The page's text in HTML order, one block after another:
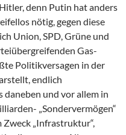
denn Putin hat anders
nötig, gegen diese
Union, SPD, Grüne und
Gas-
Politikversagen in der
endlich
daneben und vor allem in
„Sondervermögen“
Zweck „Infrastruktur“,